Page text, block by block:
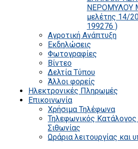
ΝΕΡΟΜΥΛΟΥ
μελέτης 14/
199276 )
Αγροτική Ανάπτυξη
Εκδηλώσεις
Φωτογραφίες
Βίντεο
Δελτία Τύπου
Άλλοι φορείς
Ηλεκτρονικές Πληρωμές
Επικοινωνία
Χρήσιμα Τηλέφωνα
Τηλεφωνικός
Σιθωνίας
Ωράρια λειτουργίας και